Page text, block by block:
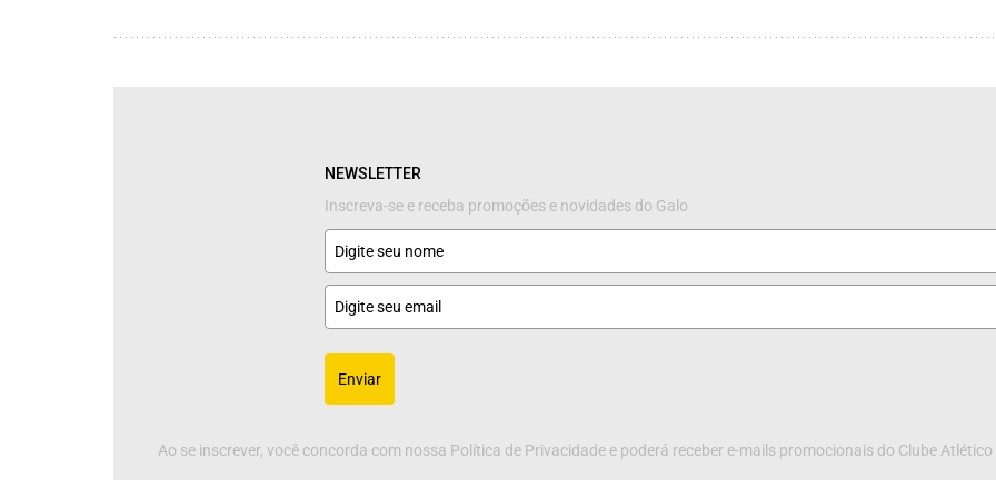
NEWSLETTER
Inscreva-se e receba promoções e novidades do Galo
Enviar
Ao se inscrever, você concorda com nossa Política de Privacidade e poderá receber e-mails promocionais do Clube Atlético